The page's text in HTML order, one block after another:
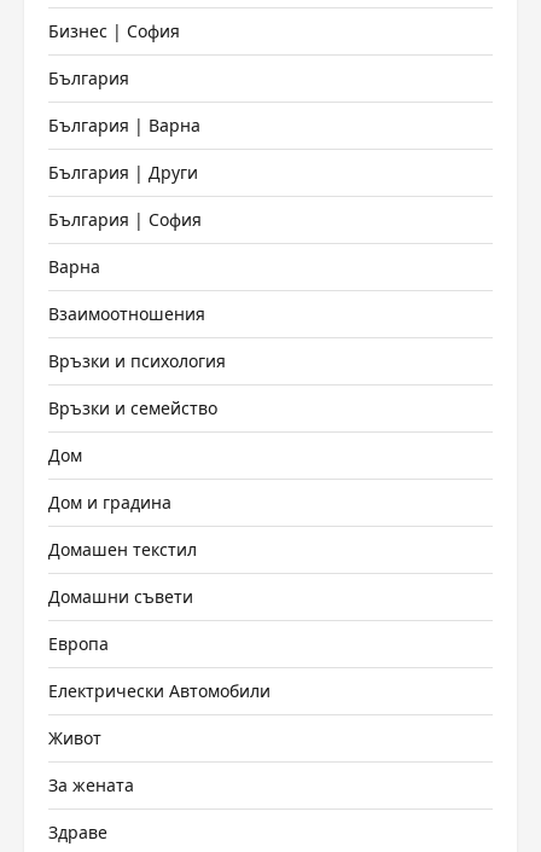
Бизнес | София
България
България | Варна
България | Други
България | София
Варна
Взаимоотношения
Връзки и психология
Връзки и семейство
Дом
Дом и градина
Домашен текстил
Домашни съвети
Европа
Електрически Автомобили
Живот
За жената
Здраве